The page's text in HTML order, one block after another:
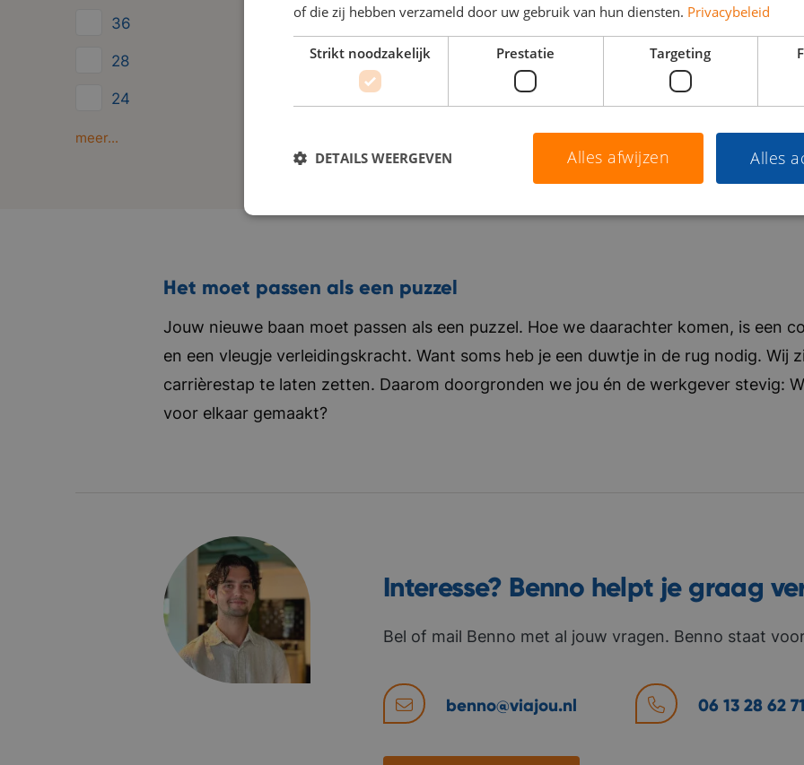
36
28
24
Minder dan 24
meer...
Het moet passen als een puzzel
Jouw nieuwe baan moet passen als een puzzel. Hoe we daarachter komen, is een
en een vleugje verleidingskracht. Want soms heb je een duwtje in de rug nodig. Wij
carrièrestap te laten zetten. Daarom doorgronden we jou én de werkgever stevig:
voor elkaar gemaakt?
Interesse? Benno helpt je graag
Bel of mail Benno met al jouw vragen. Benno staat
benno@viajou.nl 06 13 28 62
of die zij hebben verzameld door uw gebruik van hun diensten. Privacybeleid
Strikt noodzakelijk Prestatie Targeting
Alles
Alles afwijzen
DETAILS WEERGEVEN